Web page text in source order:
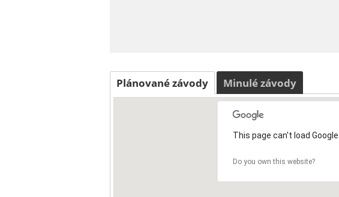
Plánované závody Minulé závody
This page can't load
Do you own this website?